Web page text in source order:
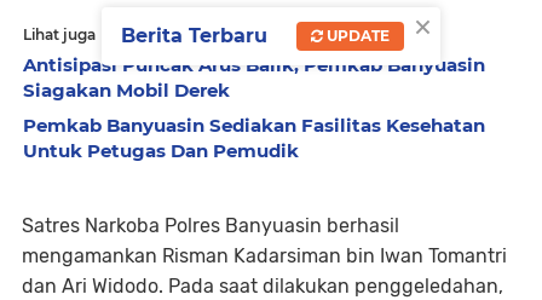
Lihat juga
Antisipasi Puncak Arus Balik, Pemkab Banyuasin
Siagakan Mobil Derek
Pemkab Banyuasin Sediakan Fasilitas Kesehatan
Untuk Petugas Dan Pemudik
Satres Narkoba Polres Banyuasin berhasil
mengamankan Risman Kadarsiman bin Iwan Tomantri
dan Ari Widodo. Pada saat dilakukan penggeledahan,
×
Berita Terbaru UPDATE